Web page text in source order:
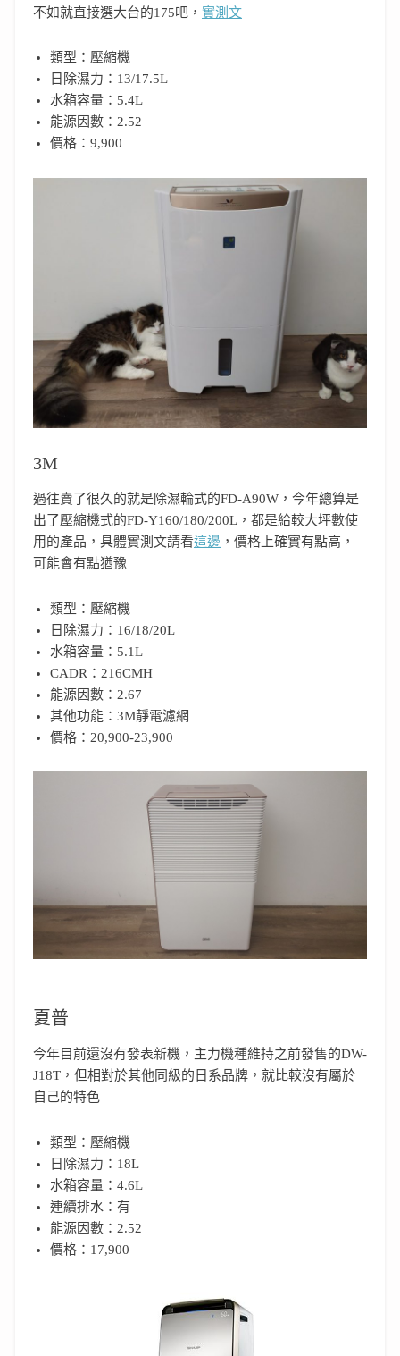
不如就直接選大台的175吧， 實測文
類型：壓縮機
日除濕力：13/17.5L
水箱容量：5.4L
能源因數：2.52
價格：9,900
3M
過往賣了很久的就是除濕輪式的FD-A90W，今年總算是
出了壓縮機式的FD-Y160/180/200L，都是給較大坪數使
用的產品，具體實測文請看這邊 ，價格上確實有點高，
可能會有點猶豫
類型：壓縮機
日除濕力：16/18/20L
水箱容量：5.1L
CADR：216CMH
能源因數：2.67
其他功能：3M靜電濾網
價格：20,900-23,900
夏普
今年目前還沒有發表新機，主力機種維持之前發售的DW-
J18T，但相對於其他同級的日系品牌，就比較沒有屬於
自己的特色
類型：壓縮機
日除濕力：18L
水箱容量：4.6L
連續排水：有
能源因數：2.52
價格：17,900